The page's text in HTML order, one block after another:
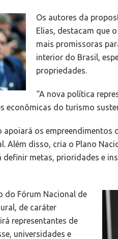
Os autores da
Elias, destacam que
mais promissoras
interior do Brasil,
propriedades.
“A nova política
econômicas do turismo
apoiará os
Além disso, cria o Plano
definir metas, prioridades e
do Fórum Nacional de
de caráter
representantes de
universidades e